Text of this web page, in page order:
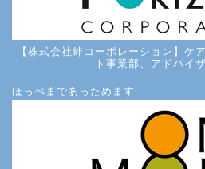
【株式会社絆コーポレーション】ケ
ト事業部、アドバイ
ほっぺまであっためます